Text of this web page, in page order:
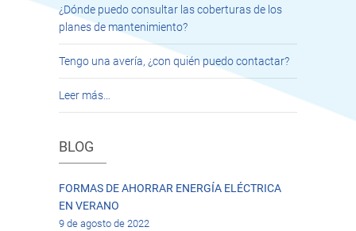
¿Dónde puedo consultar las coberturas de los
planes de mantenimiento?
Tengo una avería, ¿con quién puedo contactar?
Leer más…
BLOG
FORMAS DE AHORRAR ENERGÍA ELÉCTRICA
EN VERANO
9 de agosto de 2022